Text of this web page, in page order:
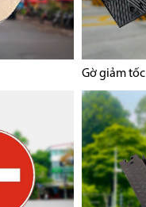
Gờ giảm tốc